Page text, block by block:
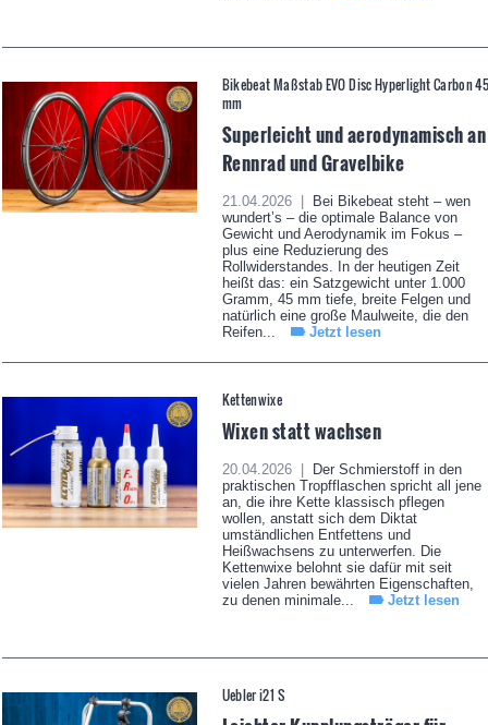
Bikebeat Maßstab EVO Disc Hyperlight Carbon
mm
Superleicht und aerodynamisch an
Rennrad und Gravelbike
21.04.2026 |
Bei Bikebeat steht – wen
wundert’s – die optimale Balance von
Gewicht und Aerodynamik im Fokus –
plus eine Reduzierung des
Rollwiderstandes. In der heutigen Zeit
heißt das: ein Satzgewicht unter 1.000
Gramm, 45 mm tiefe, breite Felgen und
natürlich eine große Maulweite, die den
Reifen...
Jetzt lesen
Kettenwixe
Wixen statt wachsen
20.04.2026 |
Der Schmierstoff in den
praktischen Tropfflaschen spricht all jene
an, die ihre Kette klassisch pflegen
wollen, anstatt sich dem Diktat
umständlichen Entfettens und
Heißwachsens zu unterwerfen. Die
Kettenwixe belohnt sie dafür mit seit
vielen Jahren bewährten Eigenschaften,
zu denen minimale...
Jetzt lesen
Uebler i21 S